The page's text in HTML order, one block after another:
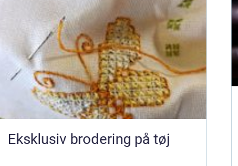
Eksklusiv brodering på tøj